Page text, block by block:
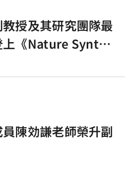
授及其研究團隊最
上《Nature Synthe
陳効謙老師榮升副